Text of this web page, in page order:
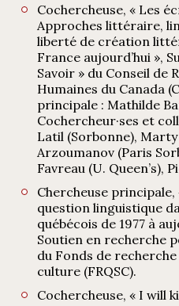
Cochercheuse, « Les
Approches littéraire,
liberté de création
France aujourd’hui »,
Savoir » du Conseil de
Humaines du Canada
principale : Mathilde
Cochercheur·ses et
Latil (Sorbonne),
Arzoumanov (Paris
Favreau (U. Queen’s),
Chercheuse
question linguistique
québécois de 1977 à
Soutien en recherche
du Fonds de
culture (FRQSC).
Cochercheuse, « I will